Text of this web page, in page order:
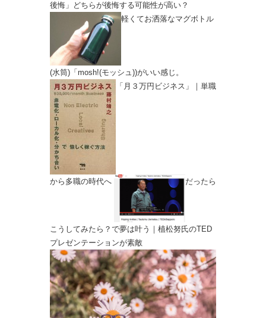
後悔」どちらが後悔する可能性が高い？
軽くてお洒落なマグボトル
(水筒)「mosh!(モッシュ))がいい感じ。
「月３万円ビジネス」｜単職
から多職の時代へ だったら
こうしてみたら？で夢は叶う｜植松努氏のTED
プレゼンテーションが素敵